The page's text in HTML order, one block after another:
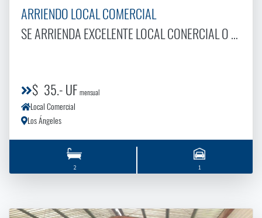
ARRIENDO LOCAL COMERCIAL
SE ARRIENDA EXCELENTE LOCAL CONERCIAL O OFICINA. EN CALLE MANZO VELASCO
$ 35.- UF mensual
Local Comercial
Los Ángeles
2 1